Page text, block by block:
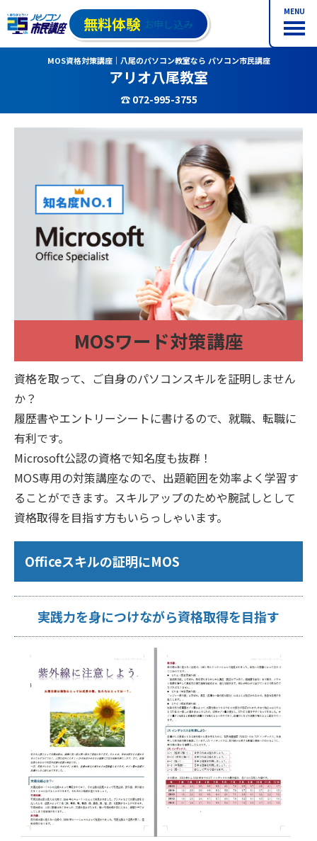
MENU
無料体験 お申し込み
MOS資格対策講座｜八尾のパソコン教室なら パソコン市民講座
アリオ八尾教室
☎ 072-995-3755
MOSワード対策講座
資格を取って、ご自身のパソコンスキルを証明しません
か？
履歴書やエントリーシートに書けるので、就職、転職に
有利です。
Microsoft公認の資格で知名度も抜群！
MOS専用の対策講座なので、出題範囲を効率よく学習す
ることができます。スキルアップのためや腕試しとして
資格取得を目指す方もいらっしゃいます。
Officeスキルの証明にMOS
実践力を身につけながら資格取得を目指す